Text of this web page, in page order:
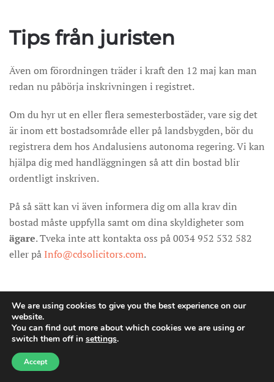
Tips från juristen
Även om förordningen träder i kraft den 12 maj kan man
redan nu påbörja inskrivningen i registret.
Om du hyr ut en eller flera semesterbostäder, vare sig det
är inom ett bostadsområde eller på landsbygden, bör du
registrera dem hos Andalusiens autonoma regering. Vi kan
hjälpa dig med handläggningen så att din bostad blir
ordentligt inskriven.
På så sätt kan vi även informera dig om alla krav din
bostad måste uppfylla samt om dina skyldigheter som
ägare. Tveka inte att kontakta oss på 0034 952 532 582
eller på Info@cdsolicitors.com.
Fotfattare: Gustavo Calero Monereo (C&D Solicitors,
advokat, Málaga)
We are using cookies to give you the best experience on our
website.
You can find out more about which cookies we are using or
switch them off in settings.
Accept
Need help?